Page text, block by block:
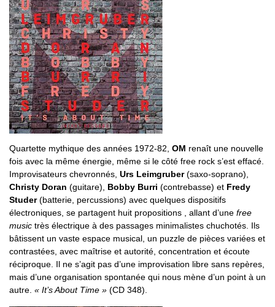
Quartette mythique des années 1972-82, OM renaît une nouvelle
fois avec la même énergie, même si le côté free rock s’est effacé.
Improvisateurs chevronnés, Urs Leimgruber(saxo-soprano),
Christy Doran (guitare), Bobby Burri (contrebasse) et Fredy
Studer(batterie, percussions) avec quelques dispositifs
électroniques, se partagent huit propositions , allant d’une free
music très électrique à des passages minimalistes chuchotés. Ils
bâtissent un vaste espace musical, un puzzle de pièces variées et
contrastées, avec maîtrise et autorité, concentration et écoute
réciproque. Il ne s’agit pas d’une improvisation libre sans repères,
mais d’une organisation spontanée qui nous mène d’un point à un
autre. « It’s About Time » (CD 348).